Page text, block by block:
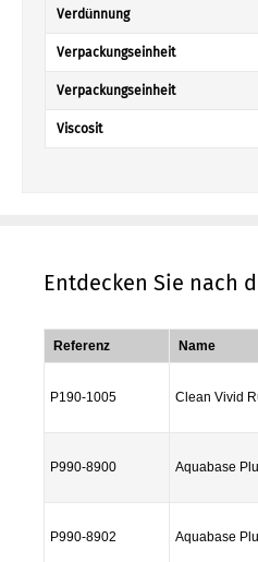
Verdünnung
Verpackungseinheit
Verpackungseinheit
Viscosit
Entdecken Sie nach
Referenz Name
P190-1005 Clean Vivid
P990-8900 Aquabase
P990-8902 Aquabase